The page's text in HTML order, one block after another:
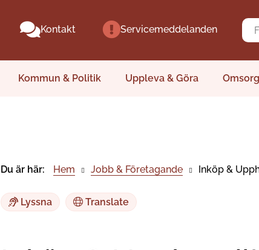
Kontakt Servicemeddelanden
Kommun & Politik Uppleva & Göra
Du är här: Hem Jobb & Företagande Inköp &
Lyssna Translate